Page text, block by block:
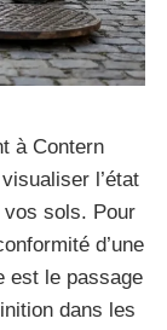
à Contern
l’état
sols. Pour
d’une
est le passage
dans les